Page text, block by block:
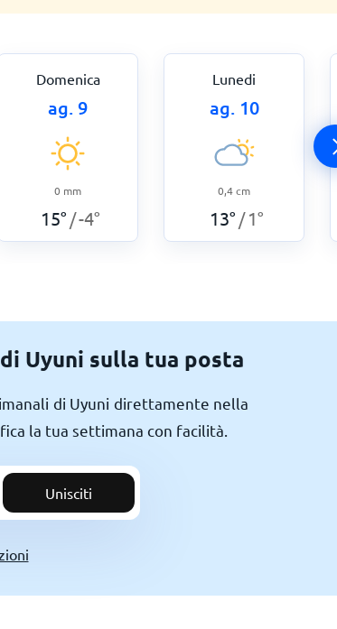
Domenica
ag. 9
0 mm
15° /-4°
Lunedi
ag. 10
0,4cm
13° / 1°
Uyuni sulla tua posta
di Uyuni direttamente nella
la tua settimana con facilità.
Unisciti